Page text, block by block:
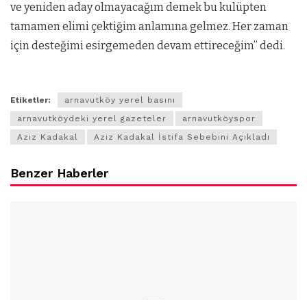
ve yeniden aday olmayacağım demek bu kulüpten
tamamen elimi çektiğim anlamına gelmez. Her zaman
için desteğimi esirgemeden devam ettireceğim” dedi.
Etiketler:
arnavutköy yerel basını
arnavutköydeki yerel gazeteler
arnavutköyspor
Aziz Kadakal
Aziz Kadakal İstifa Sebebini Açıkladı
Benzer Haberler